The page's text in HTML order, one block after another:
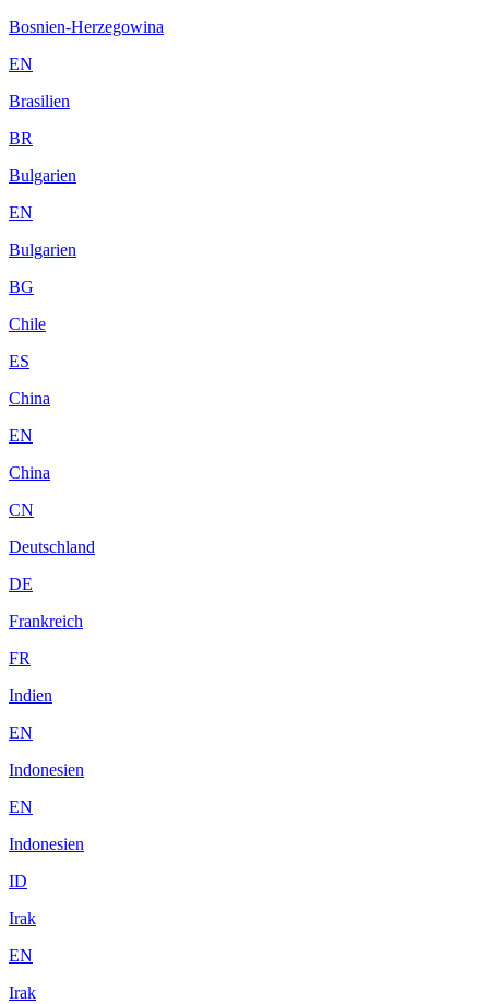
Bosnien-Herzegowina
EN
Brasilien
BR
Bulgarien
EN
Bulgarien
BG
Chile
ES
China
EN
China
CN
Deutschland
DE
Frankreich
FR
Indien
EN
Indonesien
EN
Indonesien
ID
Irak
EN
Irak